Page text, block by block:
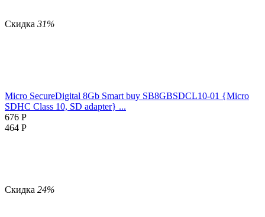
Скидка 31%
Micro SecureDigital 8Gb Smart buy SB8GBSDCL10-01 {Micro
SDHC Class 10, SD adapter} ...
676 Р
464 Р
Скидка 24%